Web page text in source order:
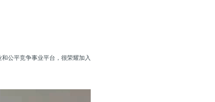
公平竞争事业平台，很荣耀加入